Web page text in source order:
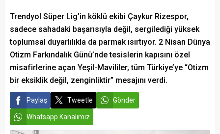
Trendyol Süper Lig’in köklü ekibi Çaykur Rizespor,
sadece sahadaki başarısıyla değil, sergilediği yüksek
toplumsal duyarlılıkla da parmak ısırtıyor. 2 Nisan Dünya
Otizm Farkındalık Günü’nde tesislerin kapısını özel
misafirlerine açan Yeşil-Mavililer, tüm Türkiye’ye “Otizm
bir eksiklik değil, zenginliktir” mesajını verdi.
Paylaş Tweetle Gönder
Whatsapp Kanalımız